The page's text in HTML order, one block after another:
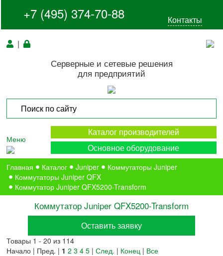
+7 (495) 374-70-88 Контакты
|
Серверные и сетевые решения
для предприятий
Меню
Каталог производителей
Основное оборудование
Главная Каталог Juniper
Коммутаторы Juniper
Коммутаторы Juniper QFX
Коммутатор Juniper QFX5200-Transform
Коммутатор Juniper QFX5200-Transform
Оставить заявку
Товары 1 - 20 из 114
Начало | Пред. | 1 2 3 4 5 |След. | Конец | Все